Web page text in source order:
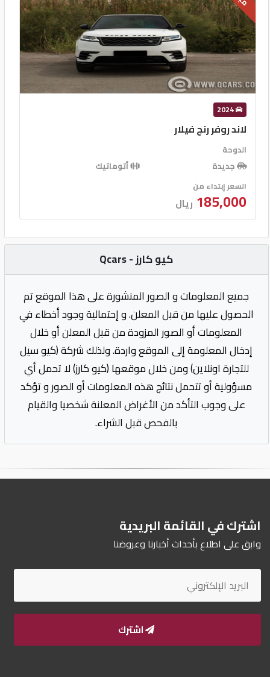
2024
لاند روفر رنج فيلار
الدوحة
جديدة
أتوماتيك
السعر إبتداء من
185,000 ريال
كيو كارز - Qcars
جميع المعلومات و الصور المنشورة على هذا الموقع تم
الحصول عليها من قبل المعلن. و إحتمالية وجود أخطاء في
المعلومات أو الصور المزودة من قبل المعلن أو خلال
إدخال المعلومة إلى الموقع واردة. ولذلك شركة (كيو سيل
للتجارة اونلاين) ومن خلال موقعها (كيو كارز) لا تحمل أي
مسؤولية أو تتحمل نتائج هذه المعلومات أو الصور و تؤكد
على وجوب التأكد من الأغراض المعلنة شخصيا والقيام
بالفحص قبل الشراء.
اشترك في القائمة البريدية
وابق على اطلاع بأحداث أخبارنا وعروضنا
اشترك